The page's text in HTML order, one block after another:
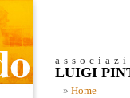
LUIGI
Home